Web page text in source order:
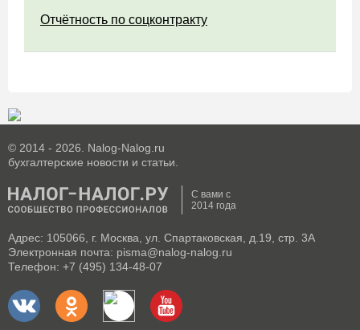
Отчётность по соцконтракту
© 2014 - 2026. Nalog-Nalog.ru
бухгалтерские новости и статьи.
С вами с
2014 года
Адрес: 105066, г. Москва, ул. Спартаковская, д.19, стр. 3А
Электронная почта: pisma@nalog-nalog.ru
Телефон: +7 (495) 134-48-07